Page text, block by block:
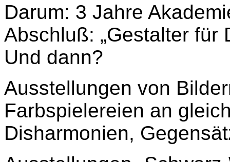
Darum: 3 Jahre
Abschluß: „Gestalter für
Und dann?
Ausstellungen von
Farbspielereien an
Disharmonien,